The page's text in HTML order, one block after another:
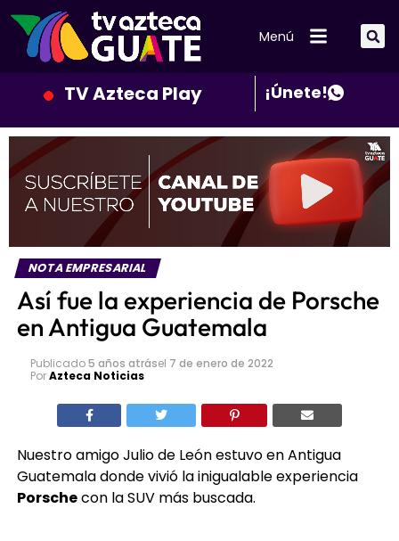
Menú
TV Azteca Play ¡Únete!
NOTA EMPRESARIAL
Así fue la experiencia de Porsche
en Antigua Guatemala
Publicado5 años atrásel 7 de enero de 2022
PorAzteca Noticias
Nuestro amigo Julio de León estuvo en Antigua
Guatemala donde vivió la inigualable experiencia
Porschecon la SUV más buscada.